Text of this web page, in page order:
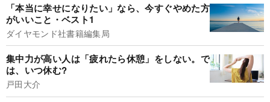
「本当に幸せになりたい」なら、今すぐやめた方
がいいこと・ベスト1
ダイヤモンド社書籍編集局
集中力が高い人は「疲れたら休憩」をしない。で
は、いつ休む?
戸田大介